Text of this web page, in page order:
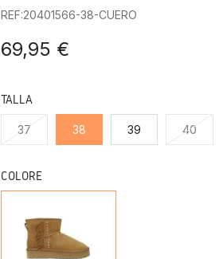
REF:20401566-38-CUERO
69,95 €
TALLA
37 38 39 40
COLORE